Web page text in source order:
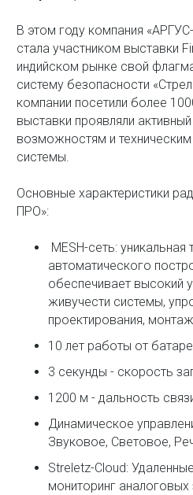
В этом году компания
стала участником выставки
индийском рынке свой
систему безопасности
компании посетили более
выставки проявляли
возможностям и
системы.
Основные характеристики
ПРО»:
MESH-сеть: уникальная
автоматического
обеспечивает высокий
живучести системы,
проектирования,
10 лет работы от
3 секунды - скорость
1200 м - дальность
Динамическое
Звуковое, Световое,
Streletz-Cloud:
мониторинг аналоговых